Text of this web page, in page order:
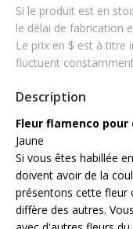
Si le produit est en
le délai de fabrication
Le prix en $ est à titre
fluctuent
Description
Fleur flamenco pour
Jaune
Si vous êtes habillée
doivent avoir de la
présentons cette fleur
diffère des autres.